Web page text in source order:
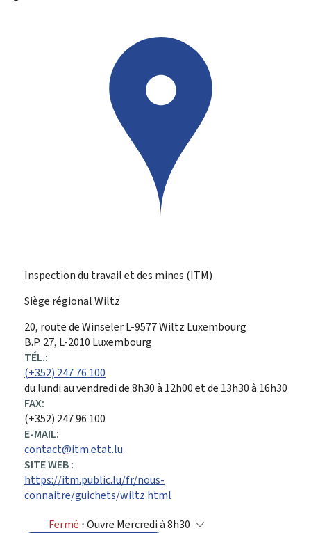
Inspection du travail et des mines (ITM)
Siège régional Wiltz
ADRESSE
:
20, route de WinselerL-9577Wiltz Luxembourg
B.P. 27, L-2010 Luxembourg
TÉL.:
(+352) 247 76 100
du lundi au vendredi de 8h30 à 12h00 et de 13h30 à 16h30
FAX:
(+352) 247 96 100
E-MAIL:
contact@itm.etat.lu
SITE WEB :
https://itm.public.lu/fr/nous-
connaitre/guichets/wiltz.html
Fermé ⋅ Ouvre Mercredi à 8h30